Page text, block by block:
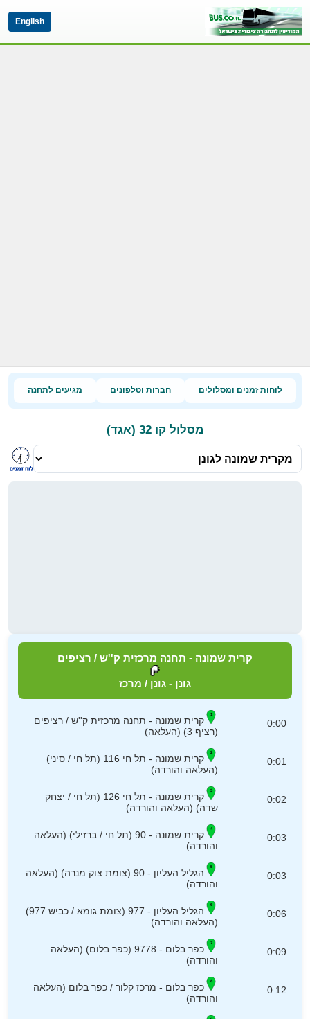
English
לוחות זמנים ומסלולים חברות וטלפונים מגיעים לתחנה
מסלול קו 32 (אגד)
קרית שמונה - תחנה מרכזית ק''ש / רציפים
גונן - גונן / מרכז
0:00
קרית שמונה - תחנה מרכזית ק''ש / רציפים
(רציף 3) (העלאה)
0:01
קרית שמונה - תל חי 116 (תל חי / סיני)
(העלאה והורדה)
0:02
קרית שמונה - תל חי 126 (תל חי / יצחק
שדה) (העלאה והורדה)
0:03
קרית שמונה - 90 (תל חי / ברזילי) (העלאה
והורדה)
0:03
הגליל העליון - 90 (צומת צוק מנרה) (העלאה
והורדה)
0:06
הגליל העליון - 977 (צומת גומא / כביש 977)
(העלאה והורדה)
0:09
כפר בלום - 9778 (כפר בלום) (העלאה
והורדה)
0:12
כפר בלום - מרכז קלור / כפר בלום (העלאה
והורדה)